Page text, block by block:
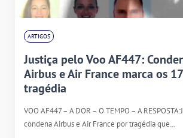
ARTIGOS
Justiça pelo Voo AF447:
Airbus e Air France marca os
tragédia
VOO AF447 – A DOR – O TEMPO – A
condena Airbus e Air France por tragédia que…